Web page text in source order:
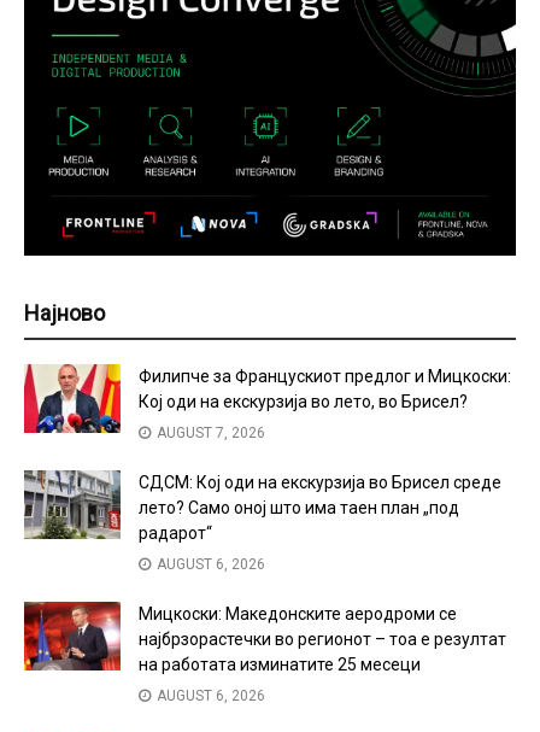
Најново
Филипче за Францускиот предлог и Мицкоски:
Кој оди на екскурзија во лето, во Брисел?
AUGUST 7, 2026
СДСМ: Кој оди на екскурзија во Брисел среде
лето? Само оној што има таен план „под
радарот“
AUGUST 6, 2026
Мицкоски: Македонските аеродроми се
најбрзорастечки во регионот – тоа е резултат
на работата изминатите 25 месеци
AUGUST 6, 2026